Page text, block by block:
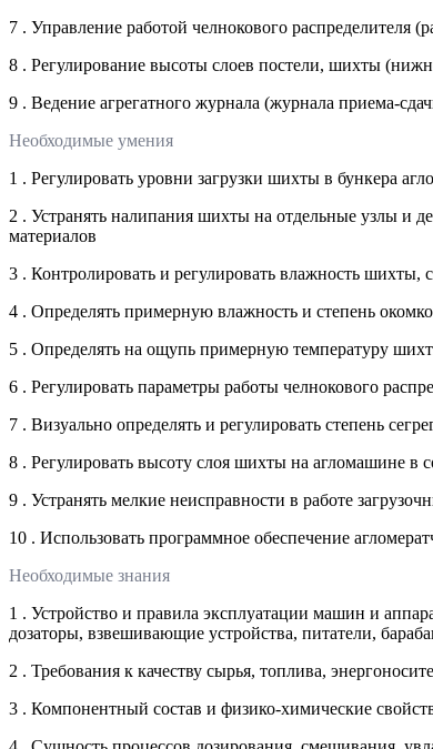
7 . Управление работой челнокового распределителя
8 . Регулирование высоты слоев постели, шихты
9 . Ведение агрегатного журнала (журнала приема-
Необходимые умения
1 . Регулировать уровни загрузки шихты в бункера
2 . Устранять налипания шихты на отдельные узлы и
материалов
3 . Контролировать и регулировать влажность шихты,
4 . Определять примерную влажность и степень
5 . Определять на ощупь примерную температуру
6 . Регулировать параметры работы челнокового
7 . Визуально определять и регулировать степень
8 . Регулировать высоту слоя шихты на агломашине в
9 . Устранять мелкие неисправности в работе
10 . Использовать программное обеспечение
Необходимые знания
1 . Устройство и правила эксплуатации машин и
дозаторы, взвешивающие устройства, питатели,
2 . Требования к качеству сырья, топлива,
3 . Компонентный состав и физико-химические